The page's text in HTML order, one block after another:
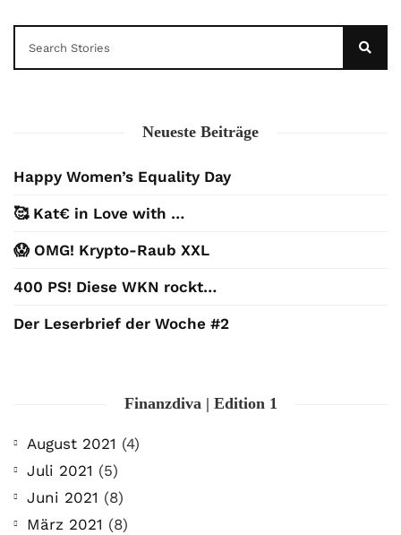
Neueste Beiträge
Happy Women’s Equality Day
🥰 Kat€ in Love with …
😱 OMG! Krypto-Raub XXL
400 PS! Diese WKN rockt…
Der Leserbrief der Woche #2
Finanzdiva | Edition 1
August 2021 (4)
Juli 2021 (5)
Juni 2021 (8)
März 2021 (8)